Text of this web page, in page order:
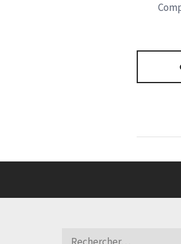
Rechercher :